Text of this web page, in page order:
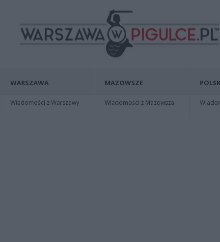
WARSZAWA
Wiadomości z Warszawy
MAZOWSZE
Wiadomości z Mazowsza